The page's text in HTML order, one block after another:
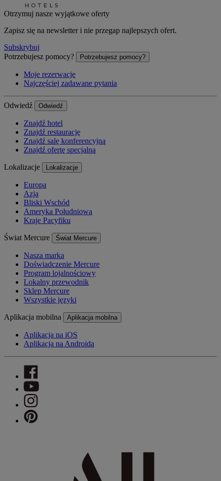
Otrzymuj nasze wyjątkowe oferty
Zapisz się na newsletter i nie przegap najlepszych ofert.
Subskrybuj
Potrzebujesz pomocy?
Potrzebujesz pomocy?
Moje rezerwacje
Najczęściej zadawane pytania
Odwiedź Odwiedź
Znajdź hotel
Znajdź restaurację
Znajdź salę konferencyjną
Znajdź ofertę specjalną
Lokalizacje Lokalizacje
Europa
Azja
Bliski Wschód
Ameryka Południowa
Kraje Pacyfiku
Świat Mercure Świat Mercure
Nasza marka
Doświadczenie Mercure
Program lojalnościowy
Lokalny przewodnik
Sklep Mercure
Wszystkie języki
Aplikacja mobilna Aplikacja mobilna
Aplikacja na iOS
Aplikacja na Androida